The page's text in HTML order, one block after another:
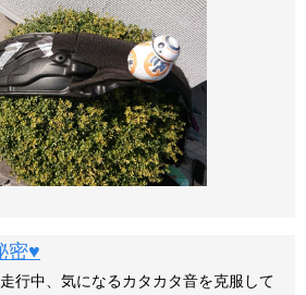
密♥
行中、気になるカタカタ音を克服して